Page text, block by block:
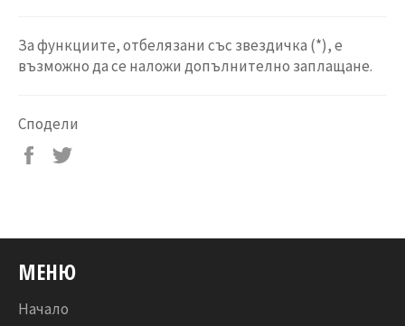
За функциите, отбелязани със звездичка (*), е
възможно да се наложи допълнително заплащане.
Сподели
Сподели
МЕНЮ
Начало